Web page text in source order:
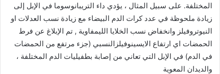
المختلفة. على سبيل المثال ، يؤدي داء التريبانوسوما في الإبل إلى
زيادة ملحوظة في عدد كرات الدم البيضاء مع زيادة نسب العدلات او
النيوتروفيلز وانخفاض نسب الخلايا الليمفاوية , تم الإبلاغ عن فرط
الحمضات اي ارتفاع الايسينوفيلزالنسبي (جزء مرتفع من الحمضات
في الدم) في الإبل التي تعاني من إصابة بطفيليات الدم المختلفة ،
والديدان المعوية